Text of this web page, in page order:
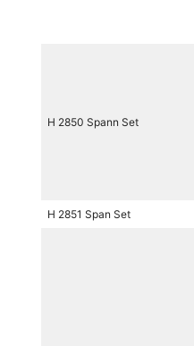
H 2850 Spann Set
H 2851 Span Set